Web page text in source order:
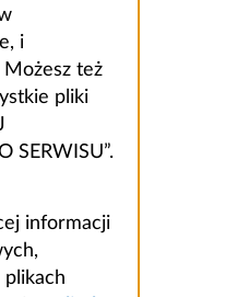
i
też
pliki
SERWISU”.
informacji